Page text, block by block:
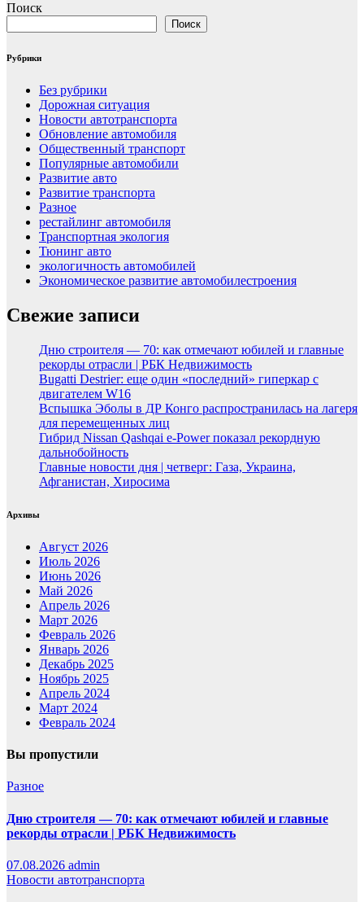
Поиск
Поиск
Рубрики
Без рубрики
Дорожная ситуация
Новости автотранспорта
Обновление автомобиля
Общественный транспорт
Популярные автомобили
Развитие авто
Развитие транспорта
Разное
рестайлинг автомобиля
Транспортная экология
Тюнинг авто
экологичность автомобилей
Экономическое развитие автомобилестроения
Свежие записи
Дню строителя — 70: как отмечают юбилей и главные
рекорды отрасли | РБК Недвижимость
Bugatti Destrier: еще один «последний» гиперкар с
двигателем W16
Вспышка Эболы в ДР Конго распространилась на лагеря
для перемещенных лиц
Гибрид Nissan Qashqai e-Power показал рекордную
дальнобойность
Главные новости дня | четверг: Газа, Украина,
Афганистан, Хиросима
Архивы
Август 2026
Июль 2026
Июнь 2026
Май 2026
Апрель 2026
Март 2026
Февраль 2026
Январь 2026
Декабрь 2025
Ноябрь 2025
Апрель 2024
Март 2024
Февраль 2024
Вы пропустили
Разное
Дню строителя — 70: как отмечают юбилей и главные
рекорды отрасли | РБК Недвижимость
07.08.2026 admin
Новости автотранспорта